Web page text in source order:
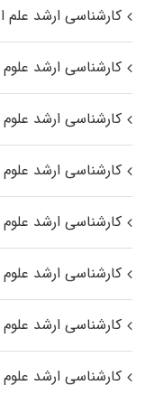
کارشناسی ارشد
کارشناسی ارشد
کارشناسی ارشد
کارشناسی ارشد
کارشناسی ارشد علوم
کارشناسی ارشد علوم
کارشناسی ارشد علوم
کارشناسی ارشد علوم